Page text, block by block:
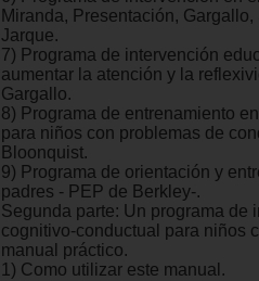
Miranda, Presentación,
Jarque.
7) Programa de intervención
aumentar la atención y la
Gargallo.
8) Programa de entrenamiento
para niños con problemas de
Bloonquist.
9) Programa de orientación y
padres - PEP de Berkley-.
Segunda parte: Un programa de
cognitivo-conductual para niños
manual práctico.
1) Como utilizar este manual.